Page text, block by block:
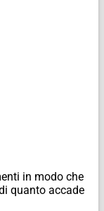
in modo che
quanto accade